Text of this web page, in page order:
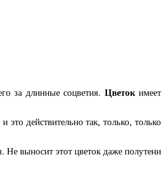
за длинные соцветия. Цветокимеет
действительно так, только, только
Не выносит этот цветок даже полутени